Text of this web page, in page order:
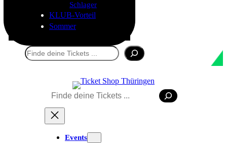
Schlager
KLUB-Vorteil
Sommer
Suchen
Suchen
Events